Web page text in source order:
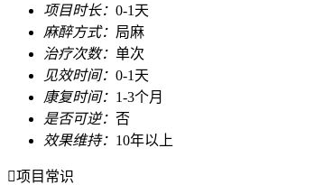
项目时长： 0-1天
麻醉方式： 局麻
治疗次数： 单次
见效时间： 0-1天
康复时间： 1-3个月
是否可逆： 否
效果维持： 10年以上
项目常识